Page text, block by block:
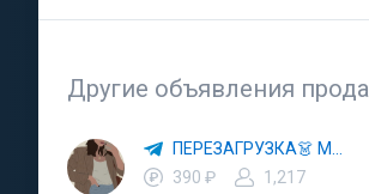
Другие объявления
390 ₽
1,217